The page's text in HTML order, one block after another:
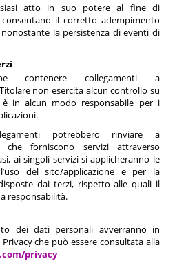
atto in suo potere al fine di
il corretto adempimento
la persistenza di eventi di
contenere collegamenti a
non esercita alcun controllo su
in alcun modo responsabile per i
potrebbero rinviare a
forniscono servizi attraverso
ai singoli servizi si applicheranno le
del sito/applicazione e per la
dai terzi, rispetto alle quali il
responsabilità.
dei dati personali avverranno in
che può essere consultata alla
privacy